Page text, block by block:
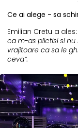
Ce ai alege - sa
Emilian Cretu a ales:
ca m-as plictisi si
vrajitoare ca sa le
ceva”.